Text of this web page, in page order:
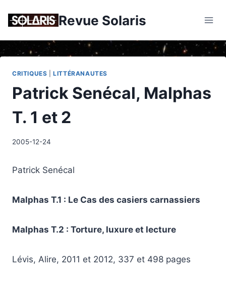
Revue Solaris
CRITIQUES |LITTÉRANAUTES
Patrick Senécal, Malphas
T. 1 et 2
2005-12-24
Patrick Senécal
Malphas T.1 : Le Cas des casiers carnassiers
Malphas T.2 : Torture, luxure et lecture
Lévis, Alire, 2011 et 2012, 337 et 498 pages